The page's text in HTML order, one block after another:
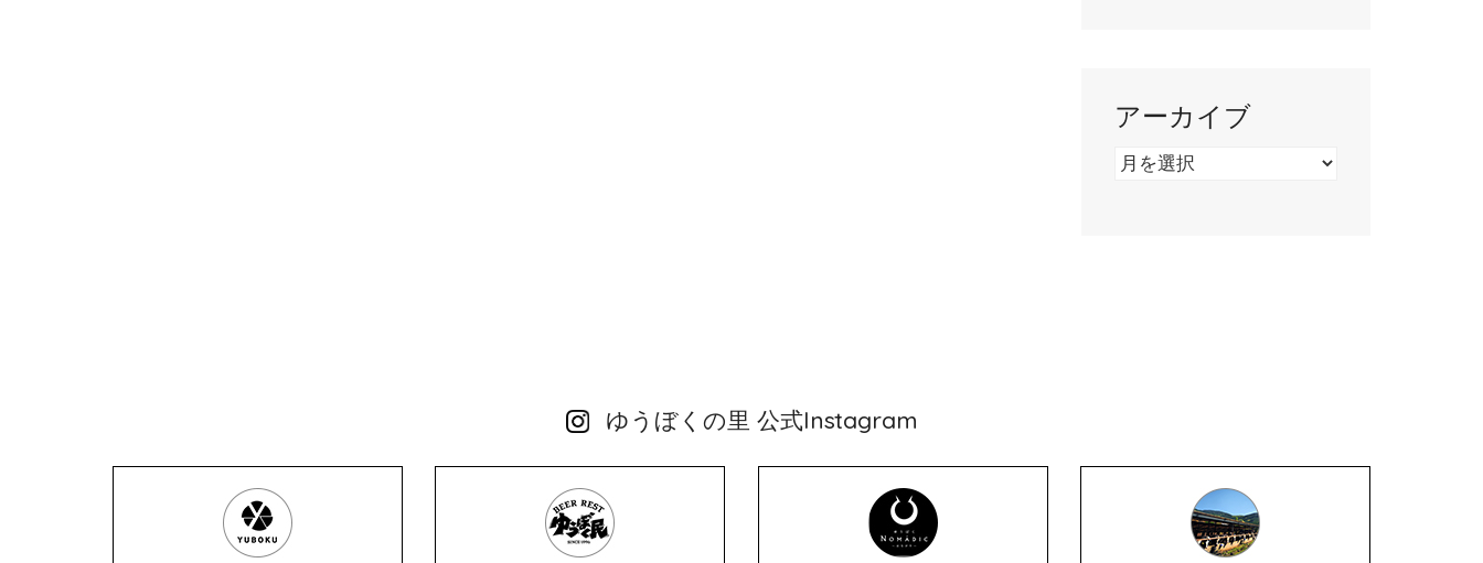
アーカイブ
ア
ゆうぼくの里 公式Instagram